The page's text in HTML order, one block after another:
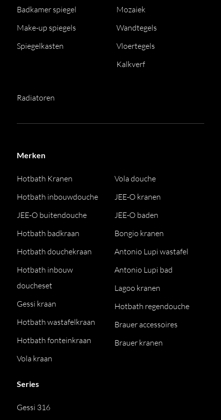
Badkamer spiegel
Make-up spiegels
Spiegelkasten
Mozaiek
Wandtegels
Vloertegels
Kalkverf
Radiatoren
Merken
Hotbath Kranen
Hotbath inbouwdouche
JEE-O buitendouche
Hotbath badkraan
Hotbath douchekraan
Hotbath inbouw
doucheset
Gessi kraan
Hotbath wastafelkraan
Hotbath fonteinkraan
Vola kraan
Vola douche
JEE-O kranen
JEE-O baden
Bongio kranen
Antonio Lupi wastafel
Antonio Lupi bad
Lagoo kranen
Hotbath regendouche
Brauer accessoires
Brauer kranen
Series
Gessi 316